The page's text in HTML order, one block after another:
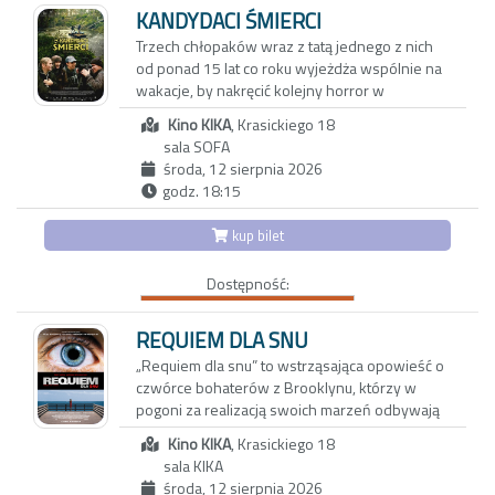
Argentyńczyków.
zaczynają nabierać niebezpiecznie realnych
kształtów. Czy obie pary pójdą dziś spać we
własnych łóżkach?
KANDYDACI ŚMIERCI
Trzech chłopaków wraz z tatą jednego z nich
od ponad 15 lat co roku wyjeżdża wspólnie na
wakacje, by nakręcić kolejny horror w
niezwykłych plenerach i tajemniczych
miejscach Polski. Czy ich przyjaźń przetrwa do
końca świata?
Kilkanaście lat temu Maciej zabrał swojego
syna i dwóch jego kolegów na wakacje,
podczas których wspólnie nakręcili horror.
komputerów. Nie przypuszczał wtedy, że
przerodzi się to w jedną z największych
przygód jego życia i że razem stworzą nie tylko
unikalną, ale z pewnością jedyną w swoim
rodzaju serię horrorów zatytułowaną
„Kandydaci Śmierci”. Dziś chłopcy mają prawie
30 lat. Bardzo się zmienili, a każdy z nich szuka
własnej drogi.
„Kandydaci Śmierci” to zapis ich filmowych
Kino KIKA, Krasickiego 18
sala SOFA
środa, 12 sierpnia 2026
godz. 18:15
kup bilet
Dostępność:
REQUIEM DLA SNU
„Requiem dla snu” to wstrząsająca opowieść o
czwórce bohaterów z Brooklynu, którzy w
pogoni za realizacją swoich marzeń odbywają
podróż w głąb piekła uzależnień. Dla
rozprowadzającego narkotyki Harry'ego (Leto),
jego uzależnionej od pigułek na odchudzanie
Kino KIKA, Krasickiego 18
sala KIKA
środa, 12 sierpnia 2026